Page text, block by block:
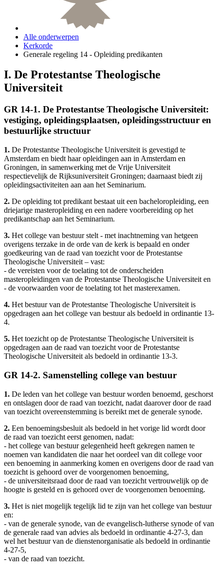
Alle onderwerpen
Kerkorde
Generale regeling 14 - Opleiding predikanten
I. De Protestantse Theologische
Universiteit
GR 14-1. De Protestantse Theologische Universiteit:
vestiging, opleidingsplaatsen, opleidingsstructuur en
bestuurlijke structuur
1. De Protestantse Theologische Universiteit is gevestigd te
Amsterdam en biedt haar opleidingen aan in Amsterdam en
Groningen, in samenwerking met de Vrije Universiteit
respectievelijk de Rijksuniversiteit Groningen; daarnaast biedt zij
opleidingsactiviteiten aan aan het Seminarium.
2. De opleiding tot predikant bestaat uit een bacheloropleiding, een
driejarige masteropleiding en een nadere voorbereiding op het
predikantschap aan het Seminarium.
3. Het college van bestuur stelt - met inachtneming van hetgeen
overigens terzake in de orde van de kerk is bepaald en onder
goedkeuring van de raad van toezicht voor de Protestantse
Theologische Universiteit – vast:
- de vereisten voor de toelating tot de onderscheiden
masteropleidingen van de Protestantse Theologische Universiteit en
- de voorwaarden voor de toelating tot het masterexamen.
4. Het bestuur van de Protestantse Theologische Universiteit is
opgedragen aan het college van bestuur als bedoeld in ordinantie 13-
4.
5. Het toezicht op de Protestantse Theologische Universiteit is
opgedragen aan de raad van toezicht voor de Protestantse
Theologische Universiteit als bedoeld in ordinantie 13-3.
GR 14-2. Samenstelling college van bestuur
1. De leden van het college van bestuur worden benoemd, geschorst
en ontslagen door de raad van toezicht, nadat daarover door de raad
van toezicht overeenstemming is bereikt met de generale synode.
2. Een benoemingsbesluit als bedoeld in het vorige lid wordt door
de raad van toezicht eerst genomen, nadat:
- het college van bestuur gelegenheid heeft gekregen namen te
noemen van kandidaten die naar het oordeel van dit college voor
een benoeming in aanmerking komen en overigens door de raad van
toezicht is gehoord over de voorgenomen benoeming,
- de universiteitsraad door de raad van toezicht vertrouwelijk op de
hoogte is gesteld en is gehoord over de voorgenomen benoeming.
3. Het is niet mogelijk tegelijk lid te zijn van het college van bestuur
en:
- van de generale synode, van de evangelisch-lutherse synode of van
de generale raad van advies als bedoeld in ordinantie 4-27-3, dan
wel het bestuur van de dienstenorganisatie als bedoeld in ordinantie
4-27-5,
- van de raad van toezicht.